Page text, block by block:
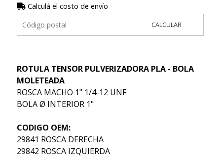
Calculá el costo de envío
CALCULAR
ROTULA TENSOR PULVERIZADORA PLA - BOLA
MOLETEADA
ROSCA MACHO 1" 1/4-12 UNF
BOLA Ø INTERIOR 1"
CODIGO OEM:
29841 ROSCA DERECHA
29842 ROSCA IZQUIERDA